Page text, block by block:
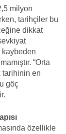
milyon
tarihçiler bu
dikkat
kaybeden
“Orta
tarihinin en
göç
özellikle